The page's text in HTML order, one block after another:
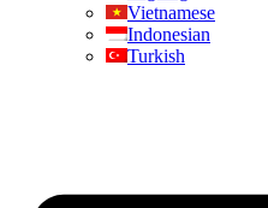
Vietnamese
Indonesian
Turkish